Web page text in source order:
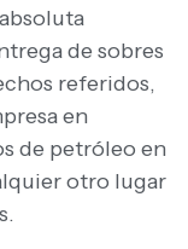
de sobres
referidos,
en
de petróleo en
otro lugar